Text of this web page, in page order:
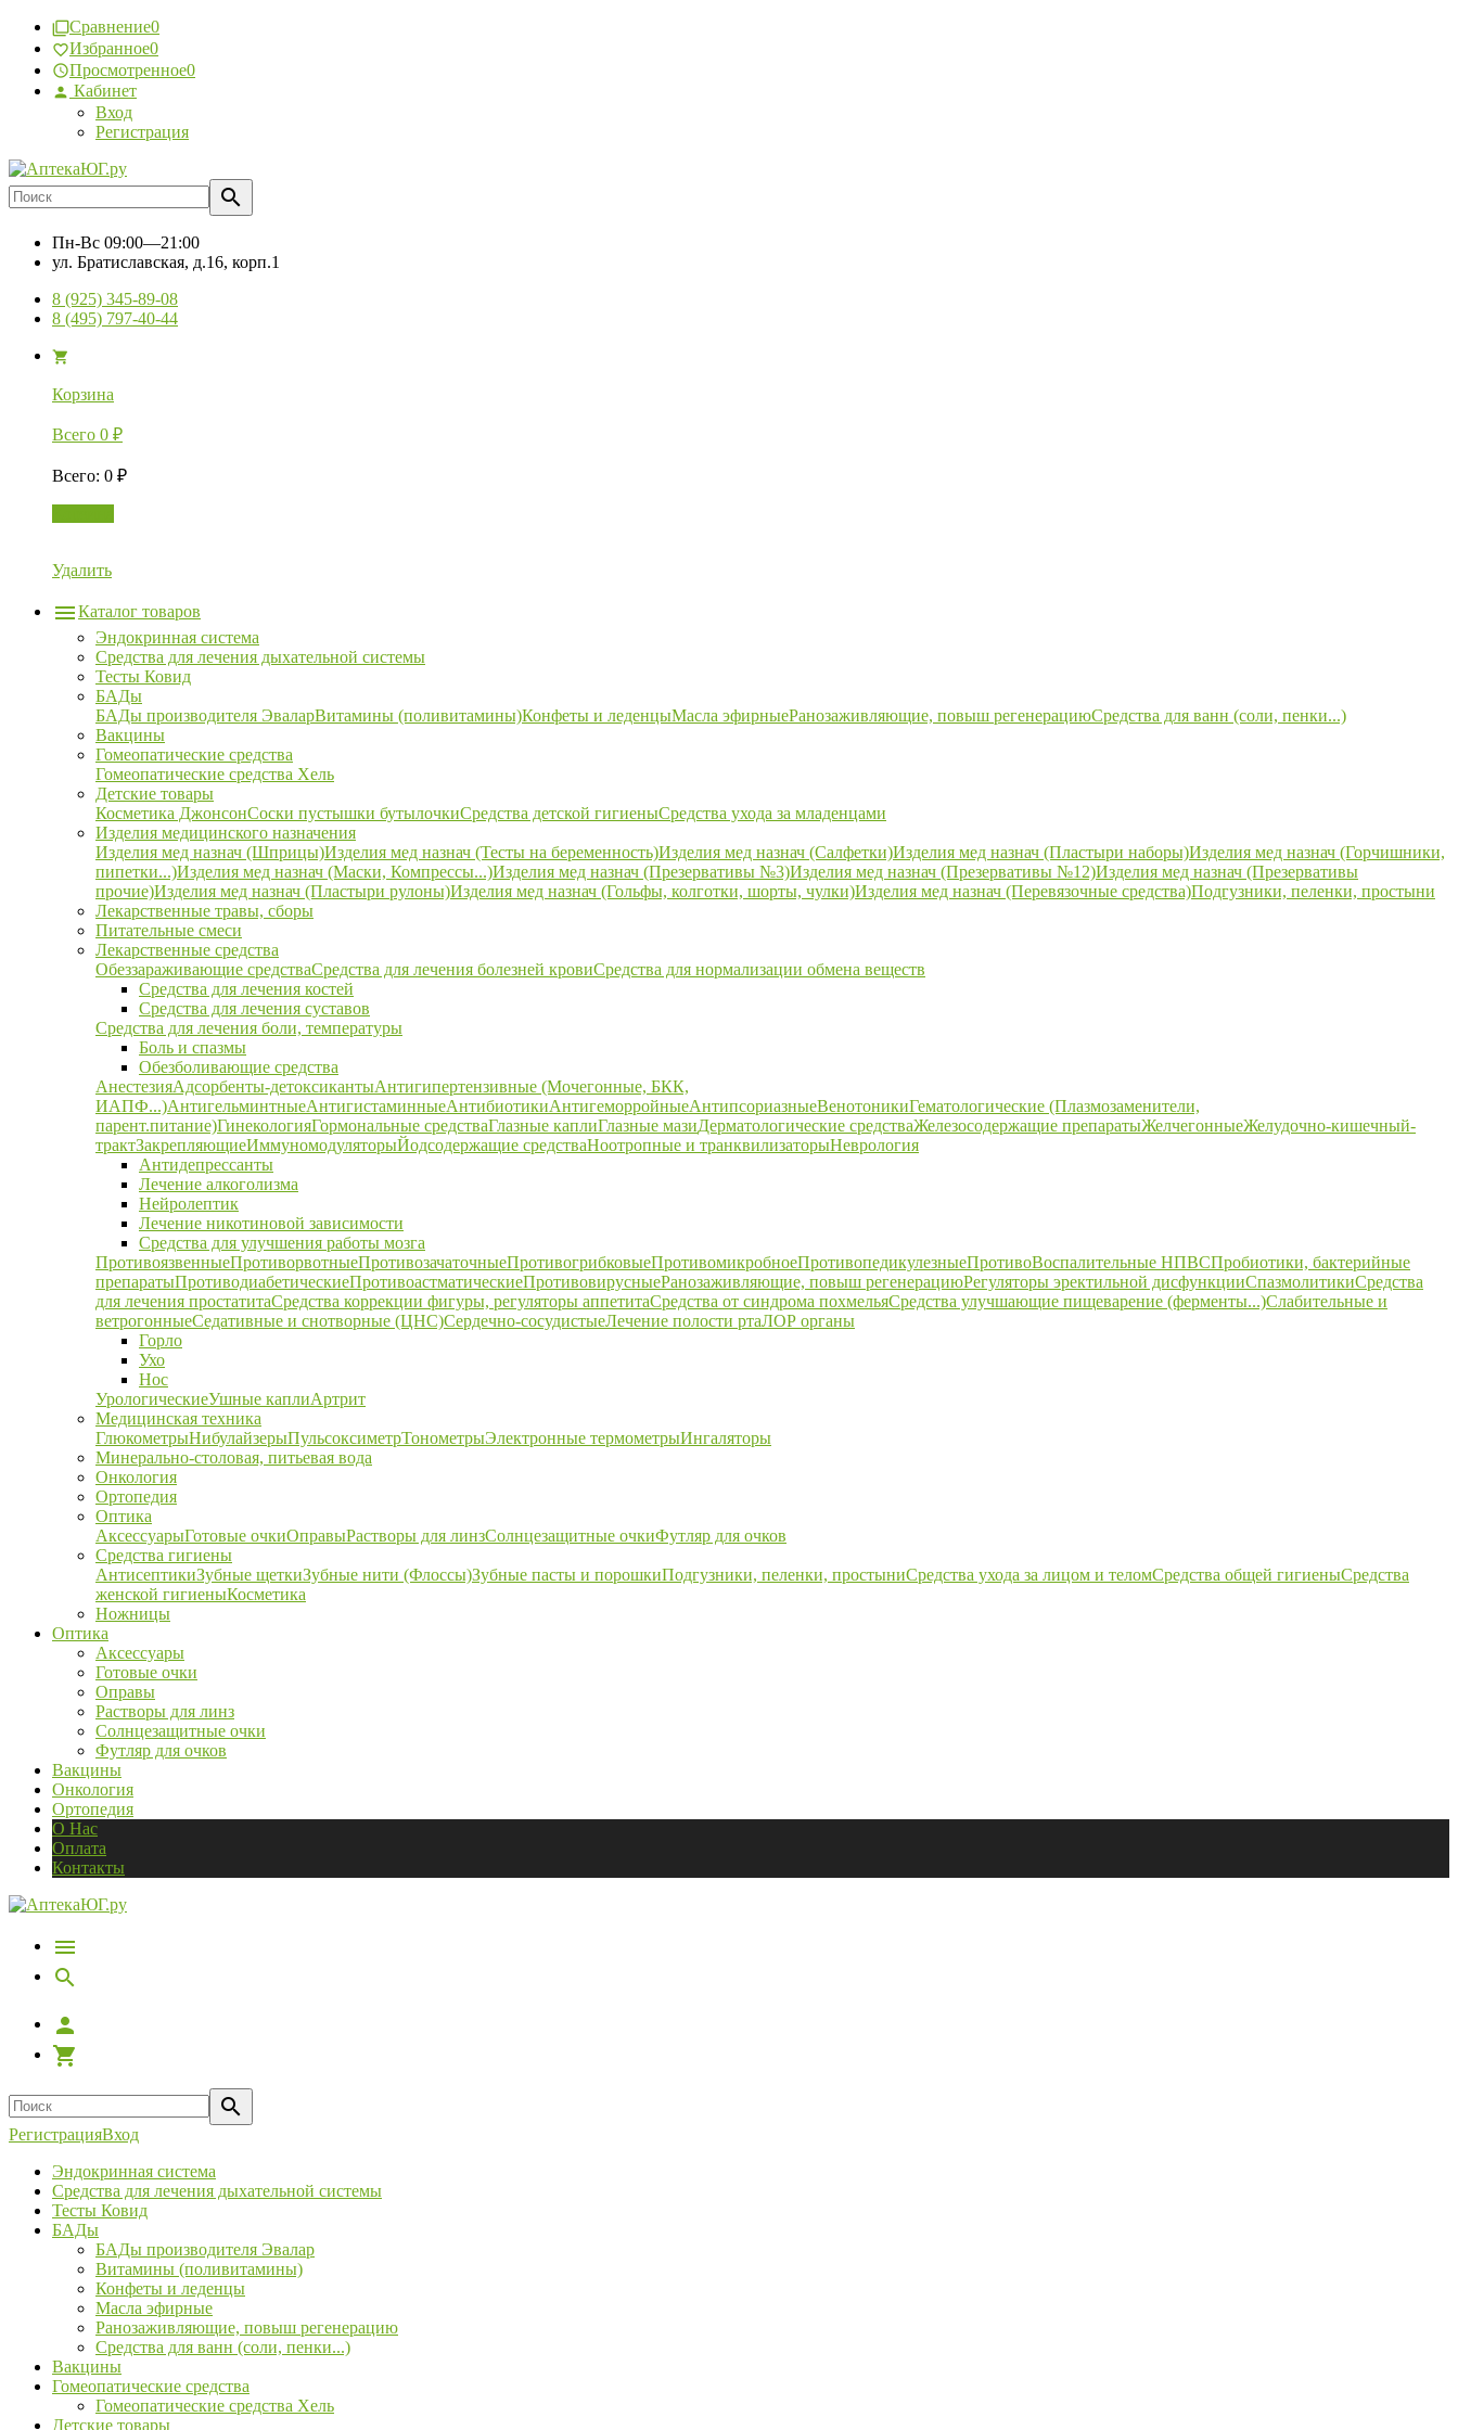
Сравнение0
Избранное0
Просмотренное0
Кабинет
Вход
Регистрация
Пн-Вс 09:00—21:00
ул. Братиславская, д.16, корп.1
8 (925) 345-89-08
8 (495) 797-40-44
Корзина
Всего 0 ₽
Всего: 0 ₽
Удалить
Каталог товаров
Эндокринная система
Средства для лечения дыхательной системы
Тесты Ковид
БАДы
БАДы производителя ЭваларВитамины (поливитамины)Конфеты и леденцыМасла эфирныеРанозаживляющие, повыш регенерациюСредства для ванн (соли, пенки...)
Вакцины
Гомеопатические средства
Гомеопатические средства Хель
Детские товары
Косметика ДжонсонСоски пустышки бутылочкиСредства детской гигиеныСредства ухода за младенцами
Изделия медицинского назначения
Изделия мед назнач (Шприцы)Изделия мед назнач (Тесты на беременность)Изделия мед назнач (Салфетки)Изделия мед назнач (Пластыри наборы)Изделия мед назнач (Горчишники,
пипетки...)Изделия мед назнач (Маски, Компрессы...)Изделия мед назнач (Презервативы №3)Изделия мед назнач (Презервативы №12)Изделия мед назнач (Презервативы
прочие)Изделия мед назнач (Пластыри рулоны)Изделия мед назнач (Гольфы, колготки, шорты, чулки)Изделия мед назнач (Перевязочные средства)Подгузники, пеленки, простыни
Лекарственные травы, сборы
Питательные смеси
Лекарственные средства
Обеззараживающие средстваСредства для лечения болезней кровиСредства для нормализации обмена веществ
Средства для лечения костей
Средства для лечения суставов
Средства для лечения боли, температуры
Боль и спазмы
Обезболивающие средства
АнестезияАдсорбенты-детоксикантыАнтигипертензивные (Мочегонные, БКК,
ИАПФ...)АнтигельминтныеАнтигистаминныеАнтибиотикиАнтигеморройныеАнтипсориазныеВенотоникиГематологические (Плазмозаменители,
парент.питание)ГинекологияГормональные средстваГлазные каплиГлазные мазиДерматологические средстваЖелезосодержащие препаратыЖелчегонныеЖелудочно-кишечный-
трактЗакрепляющиеИммуномодуляторыЙодсодержащие средстваНоотропные и транквилизаторыНеврология
Антидепрессанты
Лечение алкоголизма
Нейролептик
Лечение никотиновой зависимости
Средства для улучшения работы мозга
ПротивоязвенныеПротиворвотныеПротивозачаточныеПротивогрибковыеПротивомикробноеПротивопедикулезныеПротивоВоспалительные НПВСПробиотики, бактерийные
препаратыПротиводиабетическиеПротивоастматическиеПротивовирусныеРанозаживляющие, повыш регенерациюРегуляторы эректильной дисфункцииСпазмолитикиСредства
для лечения простатитаСредства коррекции фигуры, регуляторы аппетитаСредства от синдрома похмельяСредства улучшающие пищеварение (ферменты...)Слабительные и
ветрогонныеСедативные и снотворные (ЦНС)Сердечно-сосудистыеЛечение полости ртаЛОР органы
Горло
Ухо
Нос
УрологическиеУшные каплиАртрит
Медицинская техника
ГлюкометрыНибулайзерыПульсоксиметрТонометрыЭлектронные термометрыИнгаляторы
Минерально-столовая, питьевая вода
Онкология
Ортопедия
Оптика
АксессуарыГотовые очкиОправыРастворы для линзСолнцезащитные очкиФутляр для очков
Средства гигиены
АнтисептикиЗубные щеткиЗубные нити (Флоссы)Зубные пасты и порошкиПодгузники, пеленки, простыниСредства ухода за лицом и теломСредства общей гигиеныСредства
женской гигиеныКосметика
Ножницы
Оптика
Аксессуары
Готовые очки
Оправы
Растворы для линз
Солнцезащитные очки
Футляр для очков
Вакцины
Онкология
Ортопедия
О Нас
Оплата
Контакты
РегистрацияВход
Эндокринная система
Средства для лечения дыхательной системы
Тесты Ковид
БАДы
БАДы производителя Эвалар
Витамины (поливитамины)
Конфеты и леденцы
Масла эфирные
Ранозаживляющие, повыш регенерацию
Средства для ванн (соли, пенки...)
Вакцины
Гомеопатические средства
Гомеопатические средства Хель
Детские товары